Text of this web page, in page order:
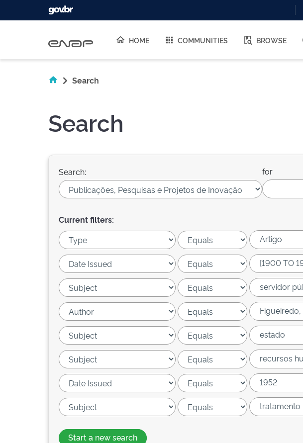
HOME COMMUNITIES BROWSE
Search
Search
Search: for
Current filters:
Start a new search